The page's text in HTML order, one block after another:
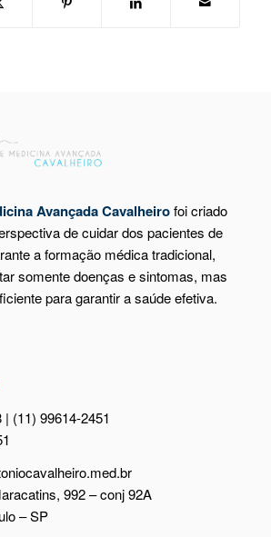
Avançada Cavalheirofoi criado
de cuidar dos pacientes de
a formação médica tradicional,
somente doenças e sintomas, mas
para garantir a saúde efetiva.
(11) 99614-2451
992 – conj 92A
– SP